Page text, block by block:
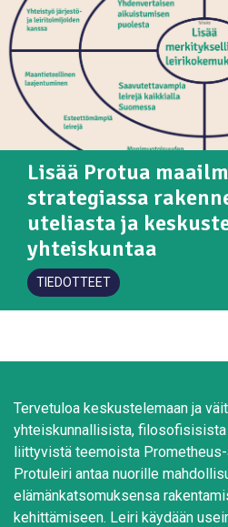
Lisää Protua
strategiassa
uteliasta ja
yhteiskuntaa
TIEDOTTEET
Tervetuloa keskustelemaan ja
yhteiskunnallisista, filosofisisista
liittyvistä teemoista
Protuleiri antaa nuorille
elämänkatsomuksensa
kehittämiseen. Leiri käydään